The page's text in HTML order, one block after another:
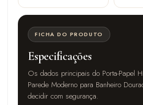
FICHA DO PRODUTO
Especificações
Os dados principais do Porta-Papel
Parede Moderno para Banheiro
decidir com segurança.